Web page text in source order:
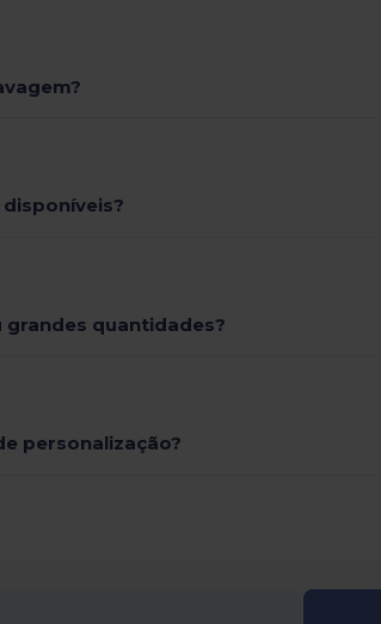
grandes quantidades?
personalização?